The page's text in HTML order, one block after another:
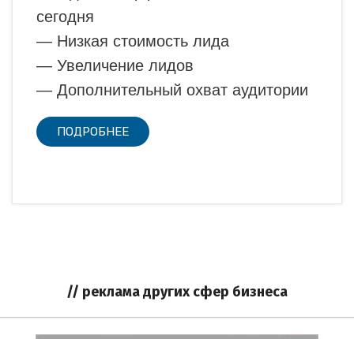
сегодня
— Низкая стоимость лида
— Увеличение лидов
— Дополнительный охват аудитории
ПОДРОБНЕЕ
// реклама других сфер бизнеса